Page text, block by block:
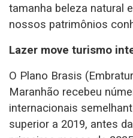
tamanha beleza natural
nossos patrimônios
Lazer move turismo
O Plano Brasis
Maranhão recebeu
internacionais
superior a 2019, antes